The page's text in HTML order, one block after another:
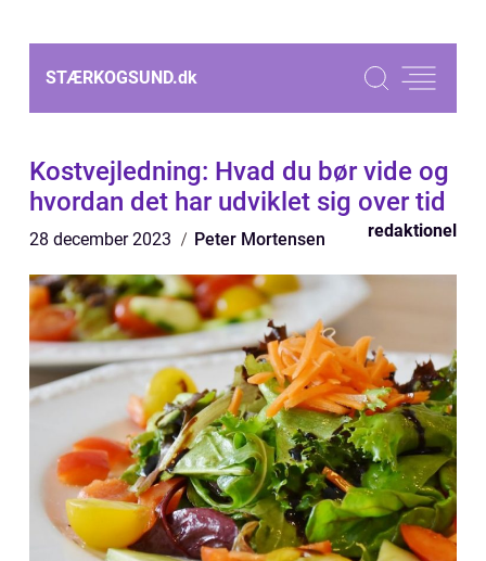
STÆRKOGSUND.dk
Kostvejledning: Hvad du bør vide og
hvordan det har udviklet sig over tid
28 december 2023 Peter Mortensen redaktionel